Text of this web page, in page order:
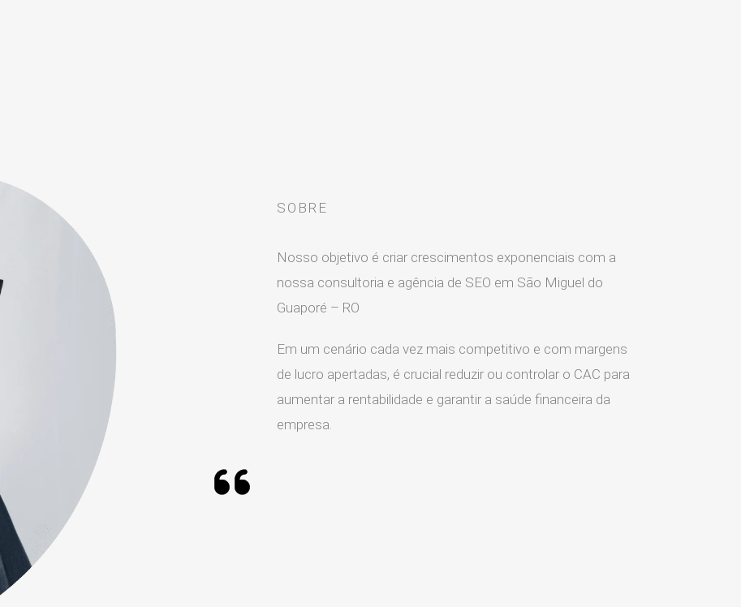
SOBRE
Nosso objetivo é criar crescimentos exponenciais com a
nossa consultoria e agência de SEO em São Miguel do
Guaporé – RO
Em um cenário cada vez mais competitivo e com margens
de lucro apertadas, é crucial reduzir ou controlar o CAC para
aumentar a rentabilidade e garantir a saúde financeira da
empresa.